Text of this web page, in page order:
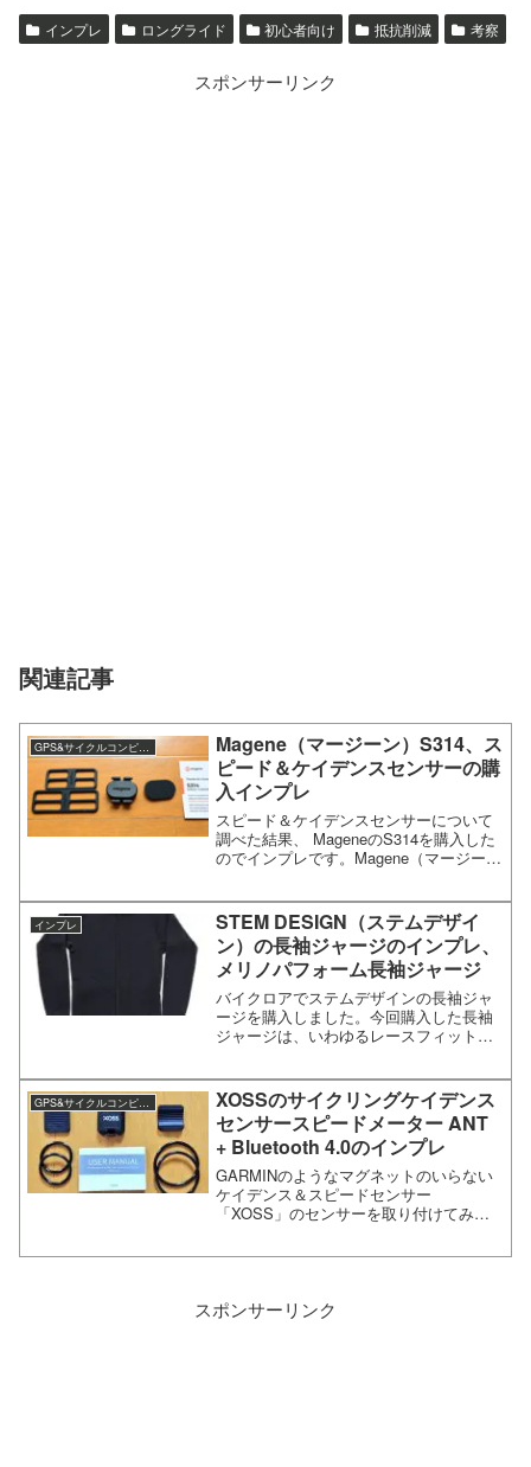
インプレ ロングライド 初心者向け 抵抗削減 考察
スポンサーリンク
関連記事
GPS&サイクルコンピュータ
Magene（マージーン）S314、ス
ピード＆ケイデンスセンサーの購
入インプレ
スピード＆ケイデンスセンサーについて
調べた結果、 MageneのS314を購入した
のでインプレです。Magene（マージー
ーの購入インプレ因みに今回購入した
S314はAmazonのMageneから。ち...
インプレ
STEM DESIGN（ステムデザイ
ン）の長袖ジャージのインプレ、
メリノパフォーム長袖ジャージ
バイクロアでステムデザインの長袖ジャ
ージを購入しました。今回購入した長袖
ジャージは、いわゆるレースフィットと
す。STEM DESIGN（ステムデザイ
ン） メリノパフォーム長袖ジャージの
インプレメリノパフォー...
GPS&サイクルコンピュータ
XOSSのサイクリングケイデンス
センサースピードメーター ANT
+ Bluetooth 4.0のインプレ
GARMINのようなマグネットのいらない
ケイデンス＆スピードセンサー
「XOSS」のセンサーを取り付けてみま
ピードセンサーのインプレペダルのつけ
スポンサーリンク